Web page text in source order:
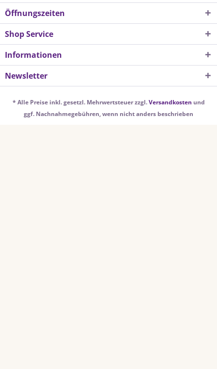
Öffnungszeiten
Shop Service
Informationen
Newsletter
* Alle Preise inkl. gesetzl. Mehrwertsteuer zzgl.Versandkosten und
ggf. Nachnahmegebühren, wenn nicht anders beschrieben